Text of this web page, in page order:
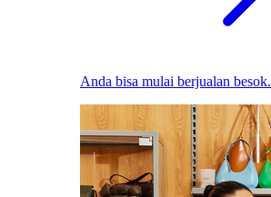
Anda bisa mulai berjualan besok.